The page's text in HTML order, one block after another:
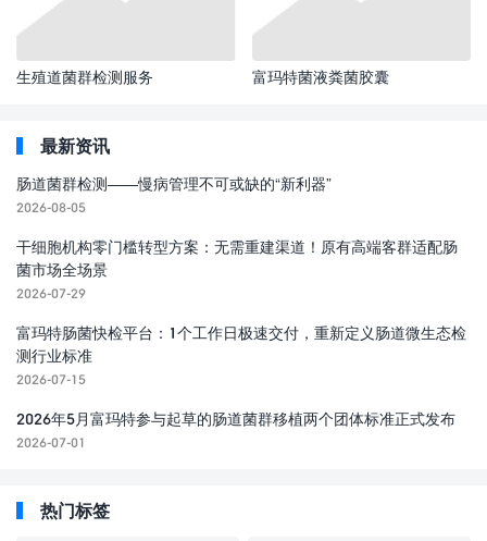
生殖道菌群检测服务 富玛特菌液粪菌胶囊
最新资讯
肠道菌群检测——慢病管理不可或缺的“新利器”
2026-08-05
干细胞机构零门槛转型方案：无需重建渠道！原有高端客群适配肠
菌市场全场景
2026-07-29
富玛特肠菌快检平台：1个工作日极速交付，重新定义肠道微生态检
测行业标准
2026-07-15
2026年5月富玛特参与起草的肠道菌群移植两个团体标准正式发布
2026-07-01
热门标签